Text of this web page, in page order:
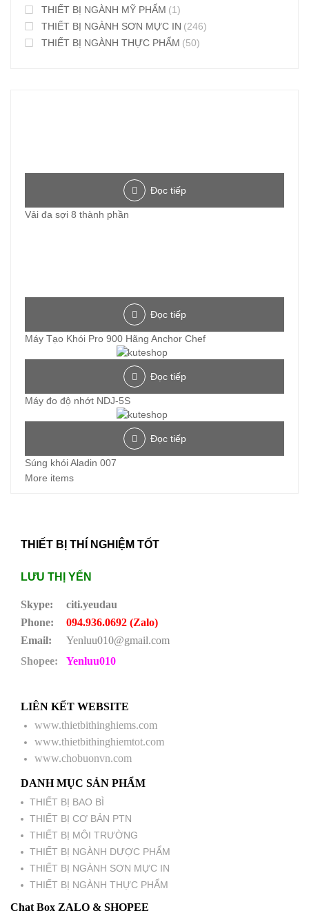
THIẾT BỊ NGÀNH MỸ PHẨM (1)
THIẾT BỊ NGÀNH SƠN MỰC IN (246)
THIẾT BỊ NGÀNH THỰC PHẨM (50)
Đọc tiếp
Vải đa sợi 8 thành phần
Đọc tiếp
Máy Tạo Khói Pro 900 Hãng Anchor Chef
Đọc tiếp
Máy đo độ nhớt NDJ-5S
Đọc tiếp
Súng khói Aladin 007
More items
THIẾT BỊ THÍ NGHIỆM TỐT
LƯU THỊ YẾN
Skype:
citi.yeudau
Phone:
094.936.0692 (Zalo)
Email:
Yenluu010@gmail.com
Shopee:
Yenluu010
LIÊN KẾT WEBSITE
www.thietbithinghiems.com
www.thietbithinghiemtot.com
www.chobuonvn.com
DANH MỤC SẢN PHẨM
THIẾT BỊ BAO BÌ
THIẾT BỊ CƠ BẢN PTN
THIẾT BỊ MÔI TRƯỜNG
THIẾT BỊ NGÀNH DƯỢC PHẨM
THIẾT BỊ NGÀNH SƠN MỰC IN
THIẾT BỊ NGÀNH THỰC PHẨM
Chat Box ZALO & SHOPEE